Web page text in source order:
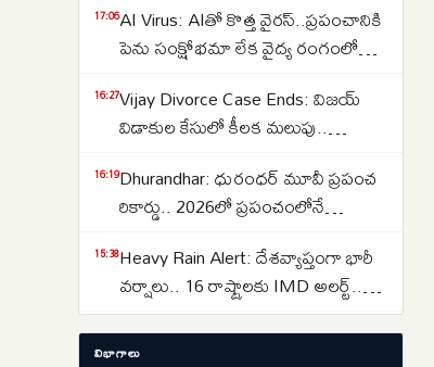
వెనుక అసలు కథ ఇదే..
17:06AI Virus: AIతో కొత్త వైరస్‌..ప్రపంచానికి
పెను సంక్షోభమా లేక వైద్య రంగంలో
శాస్త్రవేత్తలు..
16:27Vijay Divorce Case Ends: విజయ్
విడాకుల కేసులో కీలక మలుపు..
సంగీత..కేసును కొట్టివేసిన కోర్టు
16:19Dhurandhar: ధురంధర్ మూవీ ప్రపంచ
రికార్డు.. 2026లో ప్రపంచంలోనే
చిత్రంగా హిస్టరీ క్రియేట్..
15:38Heavy Rain Alert: దేశవ్యాప్తంగా భారీ
వర్షాలు.. 16 రాష్ట్రాలకు IMD అలర్ట్..
ఒడిశా-కేరళకు రెడ్ వార్నింగ్.. దక్షిణాది
రాష్ట్రాల్లో ఉరుములతో కూడిన వానలు..
15:29Lost Important Documents? ఆధార్,
విభాగాలు